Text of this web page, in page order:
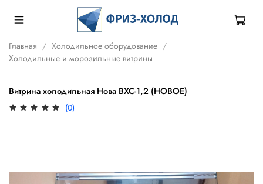
Главная
Холодильное оборудование
Холодильные и морозильные витрины
Витрина холодильная Нова ВХС-1,2 (НОВОЕ)
(0)